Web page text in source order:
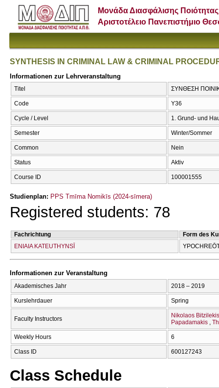
Μονάδα Διασφάλισης Ποιότητας
Αριστοτέλειο Πανεπιστήμιο
SYNTHESIS IN CRIMINAL LAW & CRIMINAL
Informationen zur Lehrveranstaltung
Titel ΣΥΝΘΕΣΗ
Code Υ36
Cycle / Level 1. Grund- und
Semester Winter/Sommer
Common Nein
Status Aktiv
Course ID 100001555
Studienplan: PPS Tmīma Nomikīs (2024-sīmera)
Registered students: 78
Fachrichtung
Form des
ENIAIA KATEUTHYNSĪ
Informationen zur Veranstaltung
Akademisches Jahr 2018 – 2019
Kurslehrdauer Spring
Faculty Instructors
Nikolaos Bitzilekis
Papadamakis
Weekly Hours 6
Class ID 600127243
Class Schedule